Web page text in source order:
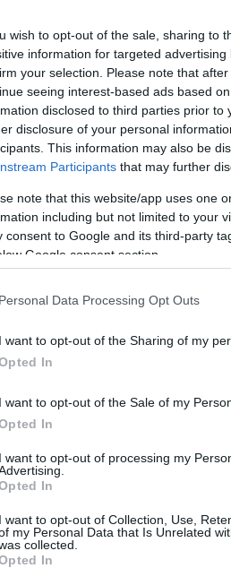
wish to opt-out of the sale, sharing to
information for targeted
your selection. Please note that
seeing interest-based ads based
disclosed to third parties prior
disclosure of your personal
This information may also be
Participants that may further
note that this website/app uses one
including but not limited to your
consent to Google and its third-party
Google consent section.
Personal Data Processing Opt Outs
I want to opt-out of the Sharing of my
In
I want to opt-out of the Sale of my
In
I want to opt-out of processing my
In
I want to opt-out of Collection, Use,
my Personal Data that Is Unrelated
collected.
In